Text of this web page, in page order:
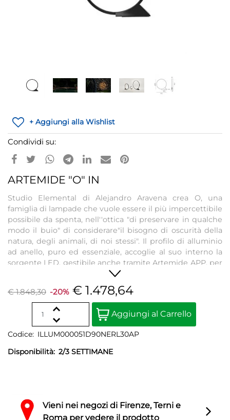
+ Aggiungi alla Wishlist
Condividi su:
ARTEMIDE "O" IN
Studio Elemental di Alejandro Aravena crea O, una
famiglia di lampade che vuole essere il più impercettibile
possibile da spenta, nell''ottica "di preservare in qualche
modo il buio" di considerare"il bisogno di oscurità della
natura, degli animali, di noi stessi". Il profilo di alluminio
ad anello, puro ed essenziale, accoglie al suo interno la
sorgente LED, gestibile anche tramite Artemide APP, per
un'ottimizzazione del flusso luminoso e della sua
intenstità. Grazie alla sua leggerezza, è possibile spostarla
con facilità nello spazio in cui si inserisce con discrezione.
€ 1.848,30 -20% € 1.478,64
Quantity
Aggiungi al Carrello
Codice: ILLUM000051D90NERL30AP
Disponibilità: 2/3 SETTIMANE
Vieni nei negozi di Firenze, Terni e
Roma per vedere il prodotto